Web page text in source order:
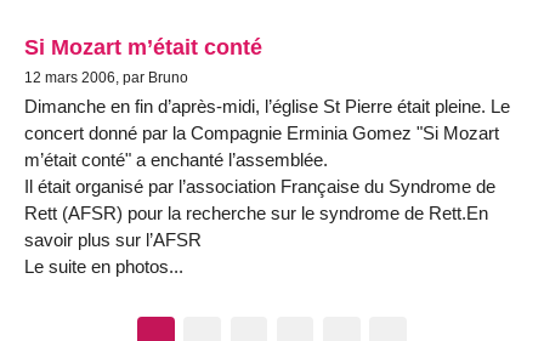
Si Mozart m’était conté
12 mars 2006, par Bruno
Dimanche en fin d’après-midi, l’église St Pierre était pleine. Le
concert donné par la Compagnie Erminia Gomez "Si Mozart
m’était conté" a enchanté l’assemblée.
Il était organisé par l’association Française du Syndrome de
Rett (AFSR) pour la recherche sur le syndrome de Rett.En
savoir plus sur l’AFSR
Le suite en photos...